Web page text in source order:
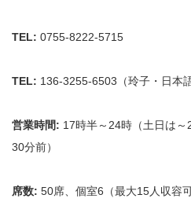
TEL: 0755-8222-5715
TEL: 136-3255-6503（玲子・日本語
営業時間: 17時半～24時（土日は
30分前）
席数: 50席、個室6（最大15人収容可